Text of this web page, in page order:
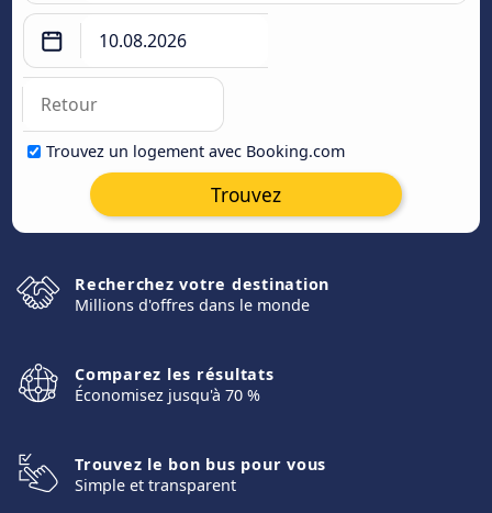
Trouvez un logement avec Booking.com
Trouvez
Recherchez votre destination
Millions d'offres dans le monde
Comparez les résultats
Économisez jusqu'à 70 %
Trouvez le bon bus pour vous
Simple et transparent